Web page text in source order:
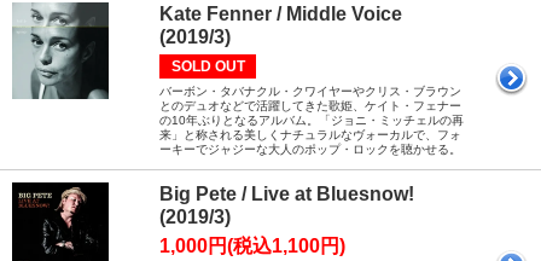
Kate Fenner / Middle Voice
(2019/3)
SOLD OUT
バーボン・タバナクル・クワイヤーやクリス・ブラウン
とのデュオなどで活躍してきた歌姫、ケイト・フェナー
の10年ぶりとなるアルバム。「ジョニ・ミッチェルの再
来」と称される美しくナチュラルなヴォーカルで、フォ
ーキーでジャジーな大人のポップ・ロックを聴かせる。
Big Pete / Live at Bluesnow!
(2019/3)
1,000円(税込1,100円)